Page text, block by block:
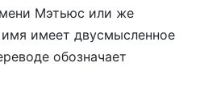
Мэтьюс или же
имеет двусмысленное
обозначает